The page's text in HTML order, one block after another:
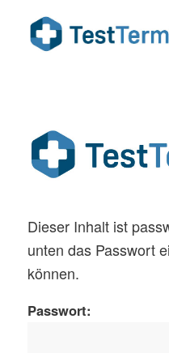
Dieser Inhalt ist
unten das Passwort
können.
Passwort: